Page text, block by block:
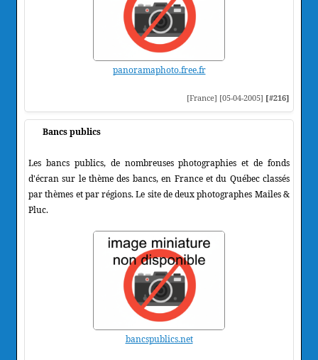
panoramaphoto.free.fr
[France] [05-04-2005] [#216]
Bancs publics
Les bancs publics, de nombreuses photographies et de fonds
d'écran sur le thème des bancs, en France et du Québec classés
par thèmes et par régions. Le site de deux photographes Mailes &
Pluc.
bancspublics.net